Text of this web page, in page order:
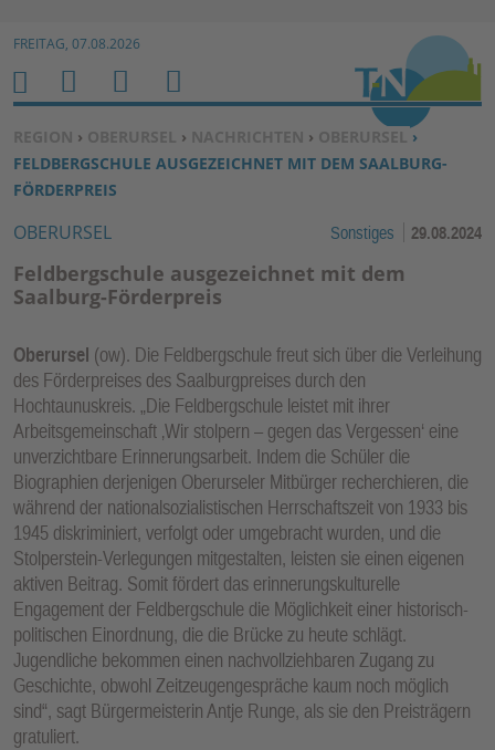
Zum Inhalt springen ↓
FREITAG, 07.08.2026
SIE BEFINDEN SICH HIER:
REGION › OBERURSEL › NACHRICHTEN › OBERURSEL ›
FELDBERGSCHULE AUSGEZEICHNET MIT DEM SAALBURG-
FÖRDERPREIS
OBERURSEL Sonstiges 29.08.2024
Feldbergschule ausgezeichnet mit dem
Saalburg-Förderpreis
Oberursel (ow). Die Feldbergschule freut sich über die Verleihung
des Förderpreises des Saalburgpreises durch den
Hochtaunuskreis. „Die Feldbergschule leistet mit ihrer
Arbeitsgemeinschaft ‚Wir stolpern – gegen das Vergessen‘ eine
unverzichtbare Erinnerungsarbeit. Indem die Schüler die
Biographien derjenigen Oberurseler Mitbürger recherchieren, die
während der nationalsozialistischen Herrschaftszeit von 1933 bis
1945 diskriminiert, verfolgt oder umgebracht wurden, und die
Stolperstein-Verlegungen mitgestalten, leisten sie einen eigenen
aktiven Beitrag. Somit fördert das erinnerungskulturelle
Engagement der Feldbergschule die Möglichkeit einer historisch-
politischen Einordnung, die die Brücke zu heute schlägt.
Jugendliche bekommen einen nachvollziehbaren Zugang zu
Geschichte, obwohl Zeitzeugengespräche kaum noch möglich
sind“, sagt Bürgermeisterin Antje Runge, als sie den Preisträgern
gratuliert.
H
O
M
E
M
E
N
U
S
U
C
H
B
E
N
E
R
U
N
K
TI
O
N
E
N